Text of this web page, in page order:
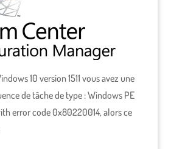
10 version 1511 vous avez une
de tâche de type : Windows PE
error code 0x80220014, alors ce